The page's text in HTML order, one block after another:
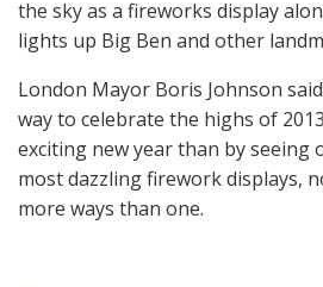
the sky as a fireworks display
lights up Big Ben and other
London Mayor Boris Johnson
way to celebrate the highs of
exciting new year than by seeing
most dazzling firework displays,
more ways than one.